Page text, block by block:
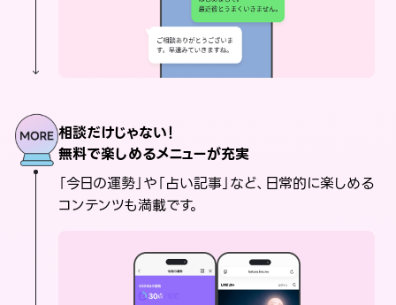
相談だけじゃない！
無料で楽しめるメニューが充実
「今日の運勢」や「占い記事」など、日常的に楽しめる
コンテンツも満載です。